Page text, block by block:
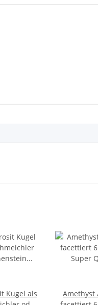
Kugel als
Amethyst